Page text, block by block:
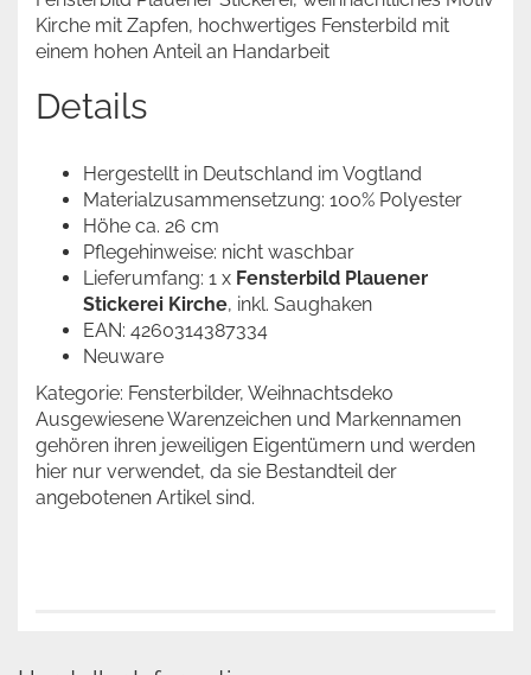
Kirche mit Zapfen, hochwertiges Fensterbild mit
einem hohen Anteil an Handarbeit
Details
Hergestellt in Deutschland im Vogtland
Materialzusammensetzung: 100% Polyester
Höhe ca. 26 cm
Pflegehinweise: nicht waschbar
Lieferumfang: 1 x Fensterbild Plauener
Stickerei Kirche, inkl. Saughaken
EAN: 4260314387334
Neuware
Kategorie: Fensterbilder, Weihnachtsdeko
Ausgewiesene Warenzeichen und Markennamen
gehören ihren jeweiligen Eigentümern und werden
hier nur verwendet, da sie Bestandteil der
angebotenen Artikel sind.